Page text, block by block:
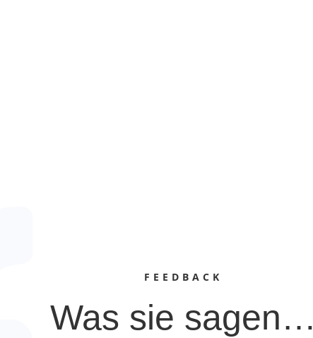
FEEDBACK
Was sie sagen…